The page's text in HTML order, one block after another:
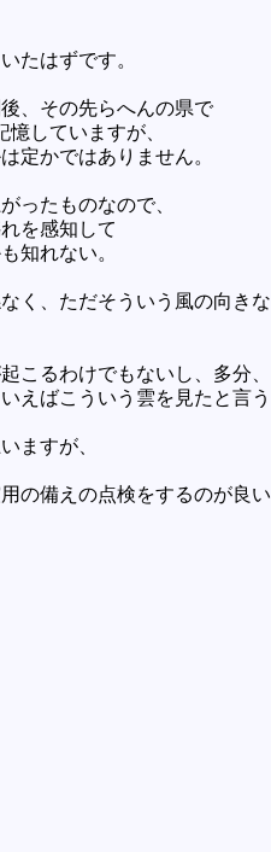
たはずです。
、その先らへんの県で
していますが、
定かではありません。
ったものなので、
を感知して
知れない。
く、ただそういう風の向きな
こるわけでもないし、多分、
えばこういう雲を見たと言う
ますが、
の備えの点検をするのが良い